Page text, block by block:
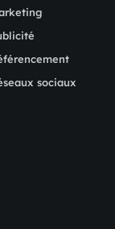
sociaux